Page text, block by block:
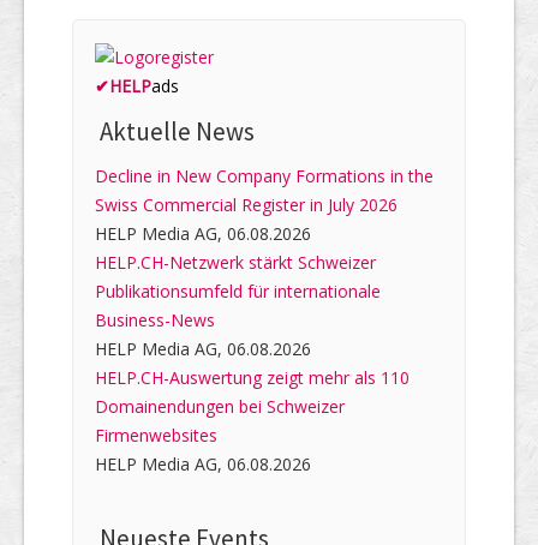
✔HELPads
Aktuelle News
Decline in New Company Formations in the
Swiss Commercial Register in July 2026
HELP Media AG, 06.08.2026
HELP.CH-Netzwerk stärkt Schweizer
Publikationsumfeld für internationale
Business-News
HELP Media AG, 06.08.2026
HELP.CH-Auswertung zeigt mehr als 110
Domainendungen bei Schweizer
Firmenwebsites
HELP Media AG, 06.08.2026